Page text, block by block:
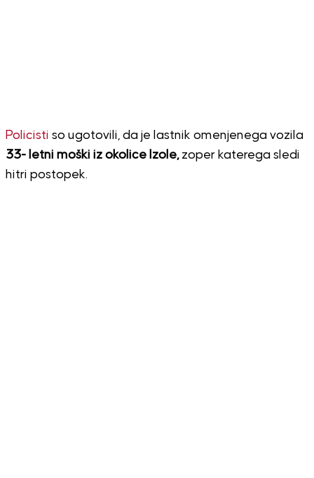
Policisti so ugotovili, da je lastnik omenjenega vozila
33- letni moški iz okolice Izole,zoper katerega sledi
hitri postopek.